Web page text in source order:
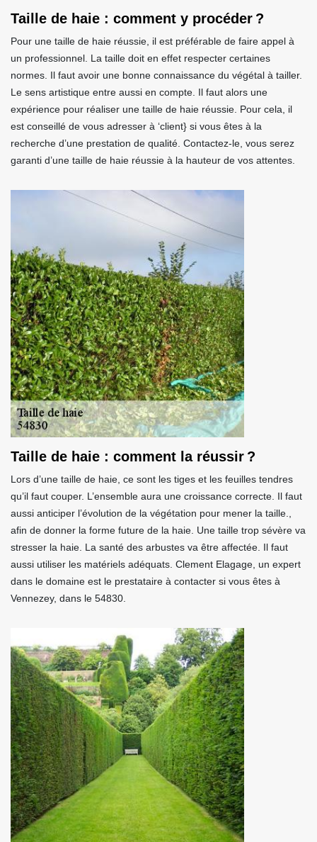
Taille de haie : comment y procéder ?
Pour une taille de haie réussie, il est préférable de faire appel à
un professionnel. La taille doit en effet respecter certaines
normes. Il faut avoir une bonne connaissance du végétal à tailler.
Le sens artistique entre aussi en compte. Il faut alors une
expérience pour réaliser une taille de haie réussie. Pour cela, il
est conseillé de vous adresser à ‘client} si vous êtes à la
recherche d’une prestation de qualité. Contactez-le, vous serez
garanti d’une taille de haie réussie à la hauteur de vos attentes.
Taille de haie : comment la réussir ?
Lors d’une taille de haie, ce sont les tiges et les feuilles tendres
qu’il faut couper. L’ensemble aura une croissance correcte. Il faut
aussi anticiper l’évolution de la végétation pour mener la taille.,
afin de donner la forme future de la haie. Une taille trop sévère va
stresser la haie. La santé des arbustes va être affectée. Il faut
aussi utiliser les matériels adéquats. Clement Elagage, un expert
dans le domaine est le prestataire à contacter si vous êtes à
Vennezey, dans le 54830.